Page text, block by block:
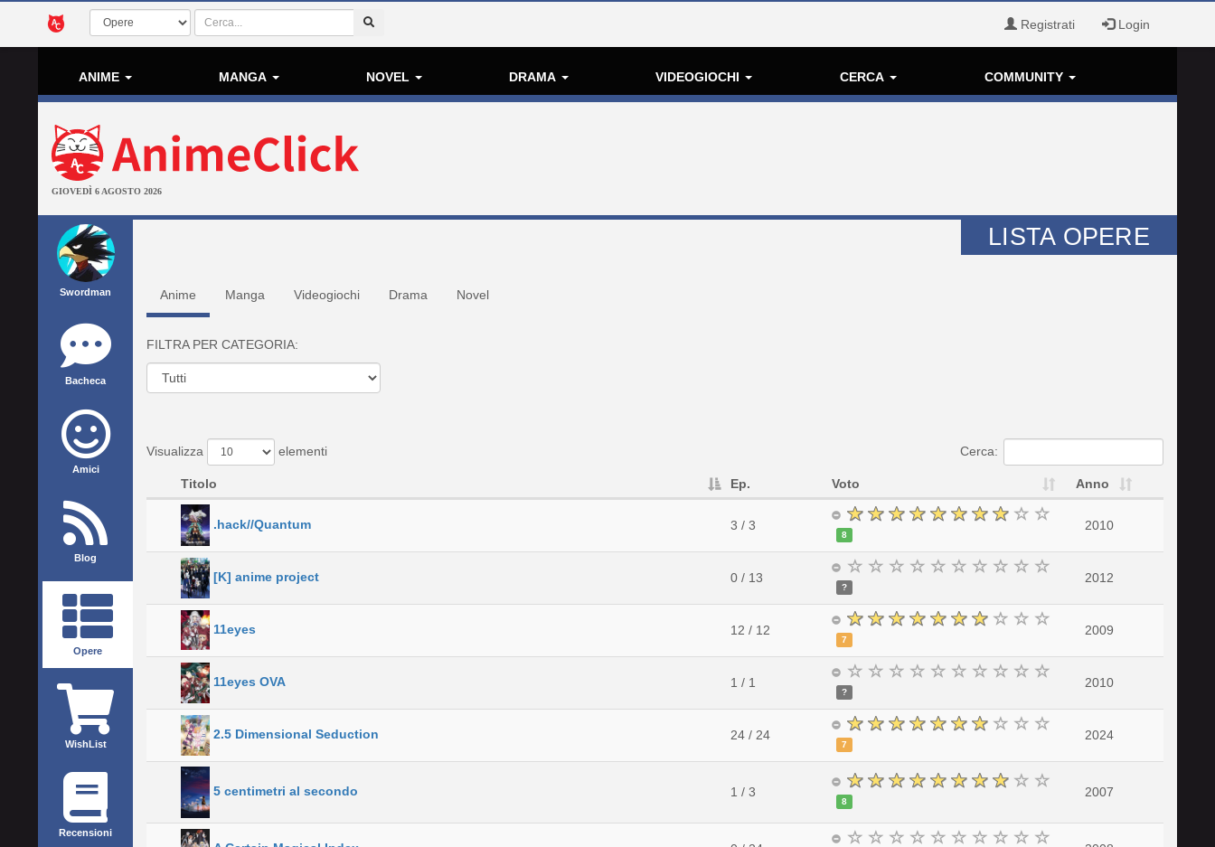
Registrati Login
ANIME MANGA NOVEL DRAMA VIDEOGIOCHI CERCA COMMUNITY
GIOVEDÌ 6 AGOSTO 2026
Swordman
Bacheca
Amici
Blog
Opere
WishList
Recensioni
LISTA OPERE
Anime Manga Videogiochi Drama Novel
FILTRA PER CATEGORIA:
Visualizza elementi Cerca:
Titolo Ep. Voto Anno
.hack//Quantum 3 / 3
8
2010
[K] anime project 0 / 13
?
2012
11eyes 12 / 12
7
2009
11eyes OVA 1 / 1
?
2010
2.5 Dimensional Seduction 24 / 24
7
2024
5 centimetri al secondo 1 / 3
8
2007